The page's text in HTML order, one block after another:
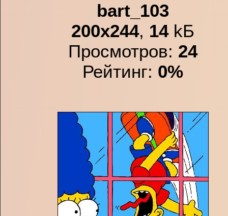
bart_103
200x244, 14kБ
Просмотров: 24
Рейтинг: 0%